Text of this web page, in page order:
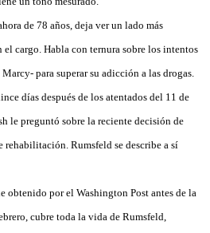
de 78 años, deja ver un lado más
cargo. Habla con ternura sobre los intentos
para superar su adicción a las drogas.
días después de los atentados del 11 de
le preguntó sobre la reciente decisión de
rehabilitación. Rumsfeld se describe a sí
obtenido por el Washington Post antes de la
cubre toda la vida de Rumsfeld,